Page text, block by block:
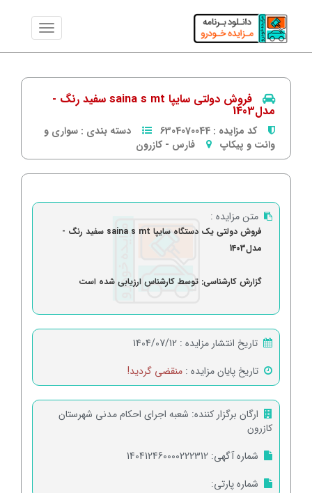
فروش دولتی سایپا saina s mt سفید رنگ -
مدل1403
کد مزایده : 6304070044 دسته بندی : سواری و
وانت و پیکاپ
فارس - كازرون
متن مزایده :
فروش دولتی یک دستگاه سایپا saina s mt سفید رنگ -
مدل1403
گزارش کارشناسی: توسط کارشناس ارزیابی شده است
تاریخ انتشار مزایده : 1404/07/12
تاریخ پایان مزایده : منقضی گردید!
ارگان برگزار کننده: شعبه اجرای احکام مدنی شهرستان
کازرون
شماره آگهی: 140412460000222312
شماره پارتی: